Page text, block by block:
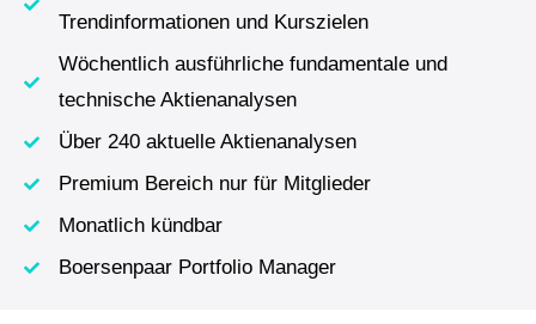
Trendinformationen und Kurszielen
Wöchentlich ausführliche fundamentale und
technische Aktienanalysen
Über 240 aktuelle Aktienanalysen
Premium Bereich nur für Mitglieder
Monatlich kündbar
Boersenpaar Portfolio Manager